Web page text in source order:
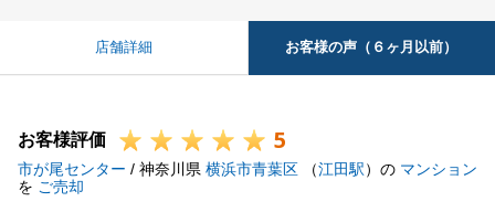
店舗詳細 お客様の声（６ヶ月以前）
お客様評価 5
市が尾センター / 神奈川県 横浜市青葉区 （江田駅）の マンション
を ご売却